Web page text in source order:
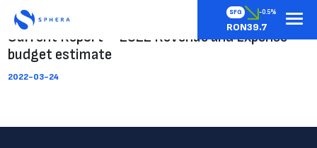
SFG -0.5%
RON39.7
Current Report – 2022 Revenue and Expense
budget estimate
2022-03-24